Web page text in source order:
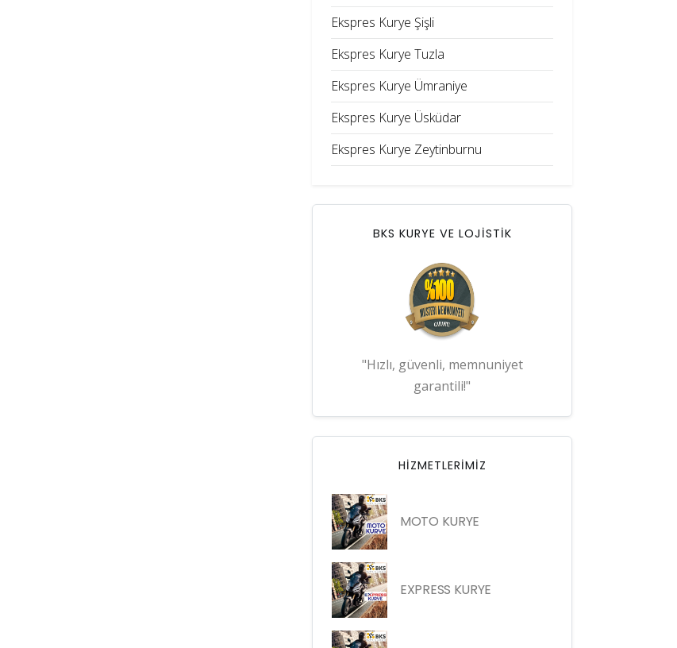
Ekspres Kurye Şişli
Ekspres Kurye Tuzla
Ekspres Kurye Ümraniye
Ekspres Kurye Üsküdar
Ekspres Kurye Zeytinburnu
BKS KURYE VE LOJİSTİK
"Hızlı, güvenli, memnuniyet
garantili!"
HIZMETLERIMIZ
MOTO KURYE
EXPRESS KURYE